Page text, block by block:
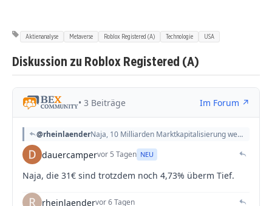
Aktienanalyse Metaverse Roblox Registered (A) Technologie USA
Diskussion zu Roblox Registered (A)